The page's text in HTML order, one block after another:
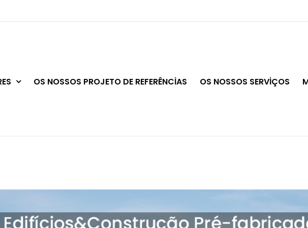
OS NOSSOS PROJETO DE REFERÊNCİAS OS NOSSOS SERVİÇOS